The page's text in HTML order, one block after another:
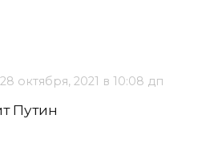
28 октября, 2021 в 10:08 дп
Путин